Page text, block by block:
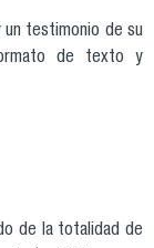
testimonio de su
de texto y
de la totalidad de